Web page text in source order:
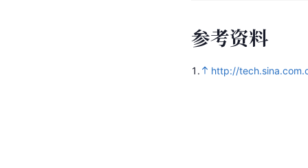
参考资料
1. http://